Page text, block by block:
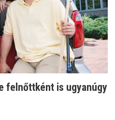
felnőttként is ugyanúgy